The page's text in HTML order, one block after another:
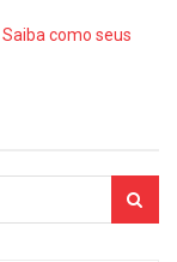
Saiba como seus